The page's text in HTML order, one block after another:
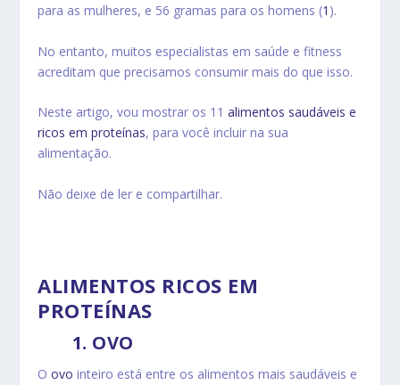
para as mulheres, e 56 gramas para os homens (1 ).
No entanto, muitos especialistas em saúde e fitness
acreditam que precisamos consumir mais do que isso.
Neste artigo, vou mostrar os 11alimentos saudáveis e
ricos em proteínas, para você incluir na sua
alimentação.
Não deixe de ler e compartilhar.
ALIMENTOS RICOS EM
PROTEÍNAS
1. OVO
Oovointeiro está entre os alimentos mais saudáveis e